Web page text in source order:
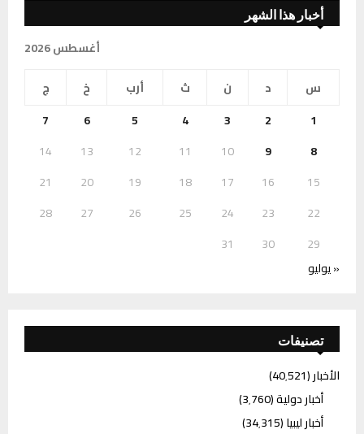
أخبار هذا الشهر
أغسطس 2026
س
د ن ث أرب خ
ج
1
2
3
4
5
6
7
8
9
10
11
12
13
14
15
16
17
18
19
20
21
22
23
24
25
26
27
28
29
30
31
« يوليو
تصنيفات
الأخبار(40٬521)
أخبار دولية(3٬760)
أخبار ليبيا(34٬315)